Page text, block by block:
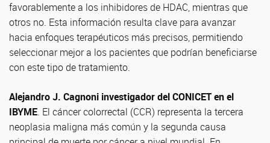
favorablemente a los inhibidores de HDAC, mientras que
otros no. Esta información resulta clave para avanzar
hacia enfoques terapéuticos más precisos, permitiendo
seleccionar mejor a los pacientes que podrían beneficiarse
con este tipo de tratamiento.
Alejandro J. Cagnoni investigador del CONICET en el
IBYME. El cáncer colorrectal (CCR) representa la tercera
neoplasia maligna más común y la segunda causa